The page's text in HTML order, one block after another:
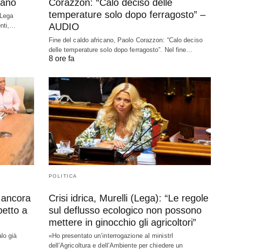
Corazzon: “Calo deciso delle
temperature solo dopo ferragosto” –
AUDIO
Fine del caldo africano, Paolo Corazzon: “Calo deciso
delle temperature solo dopo ferragosto”. Nel fine…
8 ore fa
a
già
POLITICA
Crisi idrica, Murelli (Lega): “Le regole
sul deflusso ecologico non possono
mettere in ginocchio gli agricoltori”
«Ho presentato un’interrogazione aI ministrI
dell’Agricoltura e dell’Ambiente per chiedere un